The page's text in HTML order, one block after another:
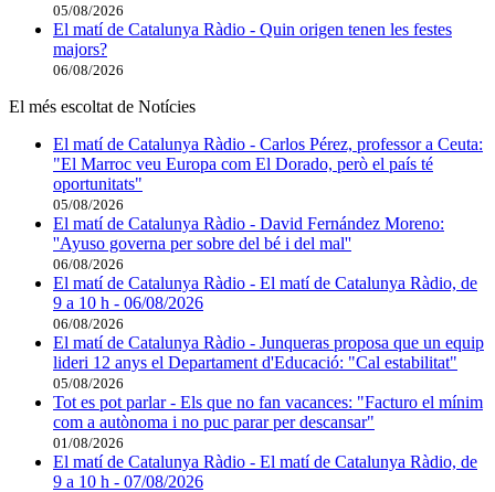
05/08/2026
El matí de Catalunya Ràdio - Quin origen tenen les festes
majors?
06/08/2026
El més escoltat de Notícies
El matí de Catalunya Ràdio - Carlos Pérez, professor a Ceuta:
"El Marroc veu Europa com El Dorado, però el país té
oportunitats"
05/08/2026
El matí de Catalunya Ràdio - David Fernández Moreno:
''Ayuso governa per sobre del bé i del mal''
06/08/2026
El matí de Catalunya Ràdio - El matí de Catalunya Ràdio, de
9 a 10 h - 06/08/2026
06/08/2026
El matí de Catalunya Ràdio - Junqueras proposa que un equip
lideri 12 anys el Departament d'Educació: "Cal estabilitat"
05/08/2026
Tot es pot parlar - Els que no fan vacances: "Facturo el mínim
com a autònoma i no puc parar per descansar"
01/08/2026
El matí de Catalunya Ràdio - El matí de Catalunya Ràdio, de
9 a 10 h - 07/08/2026